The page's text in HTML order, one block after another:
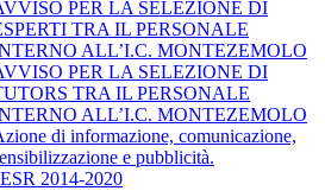
PER LA SELEZIONE DI
TRA IL PERSONALE
ALL’I.C. MONTEZEMOLO
PER LA SELEZIONE DI
TRA IL PERSONALE
ALL’I.C. MONTEZEMOLO
di informazione, comunicazione,
e pubblicità.
2014-2020